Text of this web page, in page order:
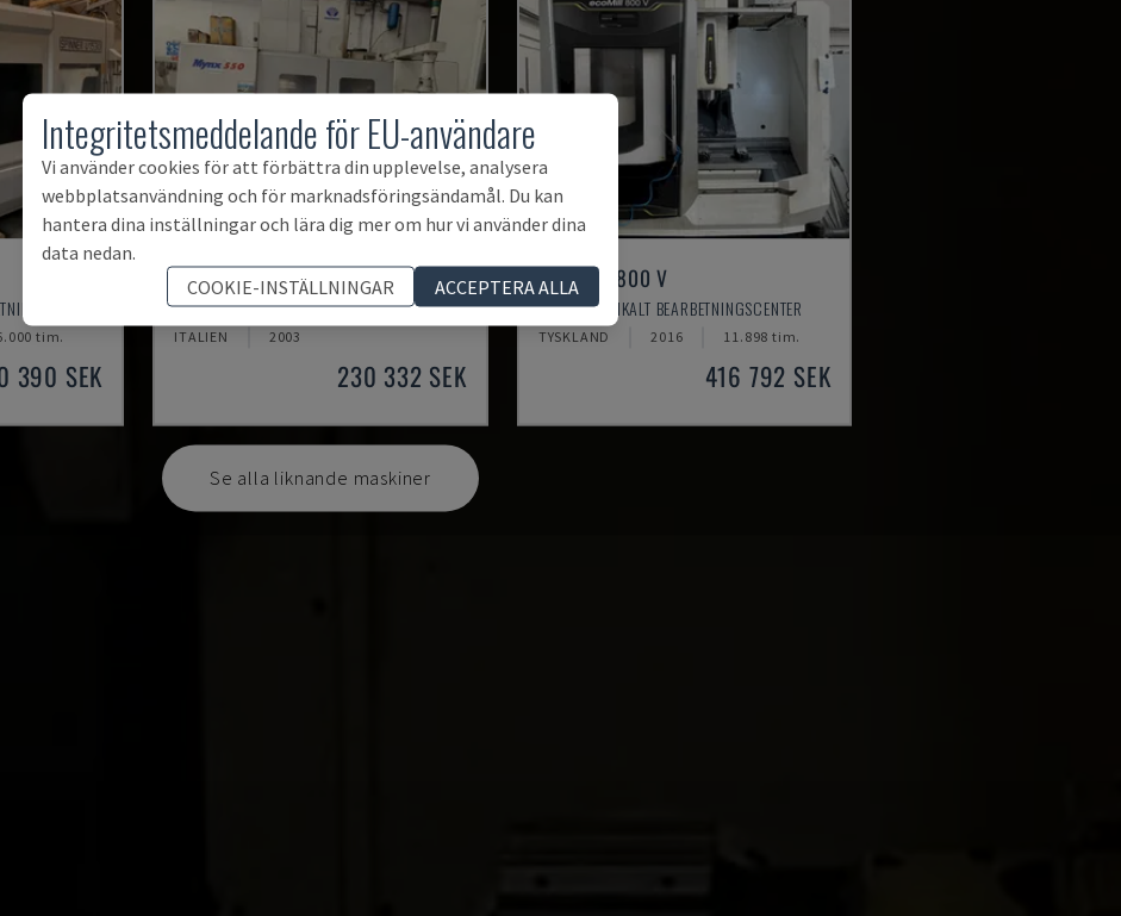
tim.
390 SEK
MYNX 550
DAEWOO - VERTIKALT BEARBETNINGSCENTER
ITALIEN 2003
230 332 SEK
ECOMILL 800 V
DMG - VERTIKALT BEARBETNINGSCENTER
TYSKLAND 2016 11.898 tim.
416 792 SEK
Se alla liknande maskiner
Integritetsmeddelande för EU-användare
Vi använder cookies för att förbättra din upplevelse, analysera
webbplatsanvändning och för marknadsföringsändamål. Du kan
hantera dina inställningar och lära dig mer om hur vi använder dina
data nedan.
COOKIE-INSTÄLLNINGAR
ACCEPTERA ALLA